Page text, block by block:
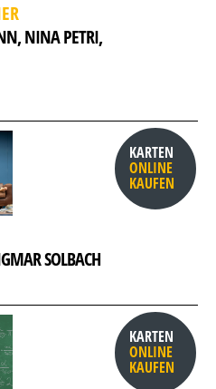
NINA PETRI,
SOLBACH
KARTEN
ONLINE
KAUFEN
KARTEN
ONLINE
KAUFEN